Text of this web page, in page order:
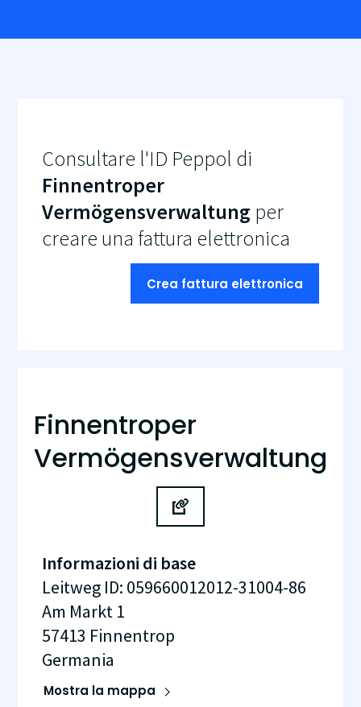
Consultare l'ID Peppol di
Finnentroper
Vermögensverwaltung per
creare una fattura elettronica
Crea fattura elettronica
Finnentroper
Vermögensverwaltung
Informazioni di base
Leitweg ID: 059660012012-31004-86
Am Markt 1
57413 Finnentrop
Germania
Mostra la mappa